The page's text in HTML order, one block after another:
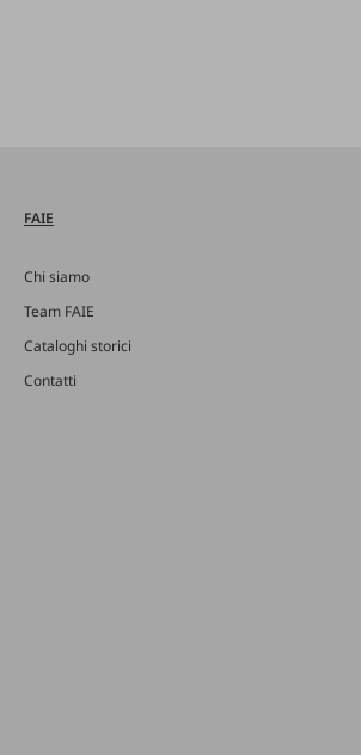
FAIE
Chi siamo
Team FAIE
Cataloghi storici
Contatti